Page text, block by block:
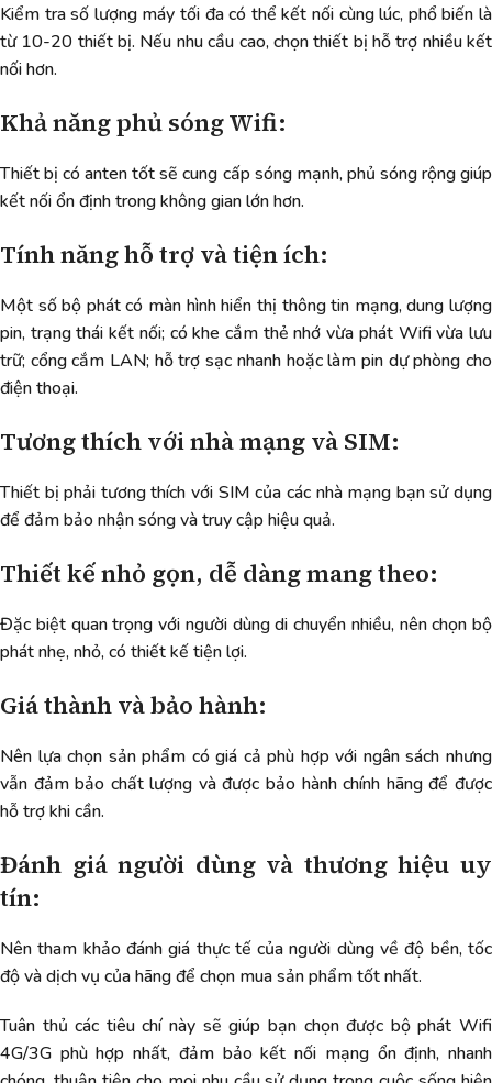
Kiểm tra số lượng máy tối đa có thể kết nối cùng lúc, phổ biến là
từ 10-20 thiết bị. Nếu nhu cầu cao, chọn thiết bị hỗ trợ nhiều kết
nối hơn.
Khả năng phủ sóng Wifi:
Thiết bị có anten tốt sẽ cung cấp sóng mạnh, phủ sóng rộng giúp
kết nối ổn định trong không gian lớn hơn.
Tính năng hỗ trợ và tiện ích:
Một số bộ phát có màn hình hiển thị thông tin mạng, dung lượng
pin, trạng thái kết nối; có khe cắm thẻ nhớ vừa phát Wifi vừa lưu
trữ; cổng cắm LAN; hỗ trợ sạc nhanh hoặc làm pin dự phòng cho
điện thoại.
Tương thích với nhà mạng và SIM:
Thiết bị phải tương thích với SIM của các nhà mạng bạn sử dụng
để đảm bảo nhận sóng và truy cập hiệu quả.
Thiết kế nhỏ gọn, dễ dàng mang theo:
Đặc biệt quan trọng với người dùng di chuyển nhiều, nên chọn bộ
phát nhẹ, nhỏ, có thiết kế tiện lợi.
Giá thành và bảo hành:
Nên lựa chọn sản phẩm có giá cả phù hợp với ngân sách nhưng
vẫn đảm bảo chất lượng và được bảo hành chính hãng để được
hỗ trợ khi cần.
Đánh giá người dùng và thương hiệu uy
tín:
Nên tham khảo đánh giá thực tế của người dùng về độ bền, tốc
độ và dịch vụ của hãng để chọn mua sản phẩm tốt nhất.
Tuân thủ các tiêu chí này sẽ giúp bạn chọn được bộ phát Wifi
4G/3G phù hợp nhất, đảm bảo kết nối mạng ổn định, nhanh